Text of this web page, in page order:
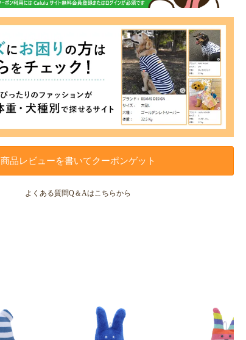
商品レビューを書いてクーポンゲット
よくある質問Q＆Aはこちらから